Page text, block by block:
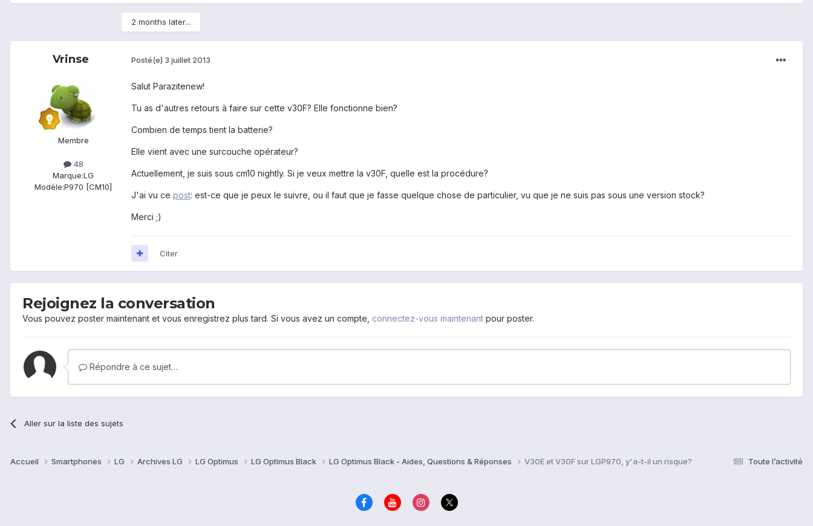
2 months later...
Vrinse
Membre
48
Marque:LG
Modèle:P970 [CM10]
Posté(e) 3 juillet 2013
Salut Parazitenew!
Tu as d'autres retours à faire sur cette v30F? Elle fonctionne bien?
Combien de temps tient la batterie?
Elle vient avec une surcouche opérateur?
Actuellement, je suis sous cm10 nightly. Si je veux mettre la v30F, quelle est la procédure?
J'ai vu ce post: est-ce que je peux le suivre, ou il faut que je fasse quelque chose de particulier, vu que je ne suis pas sous une version stock?
Merci ;)
Citer
Rejoignez la conversation
Vous pouvez poster maintenant et vous enregistrez plus tard. Si vous avez un compte, connectez-vous maintenant pour poster.
Répondre à ce sujet…
Aller sur la liste des sujets
Toute l’activité
Accueil Smartphones LG Archives LG LG Optimus LG Optimus Black LG Optimus Black - Aides, Questions & Réponses V30E et V30F sur LGP970, y'a-t-il un risque?